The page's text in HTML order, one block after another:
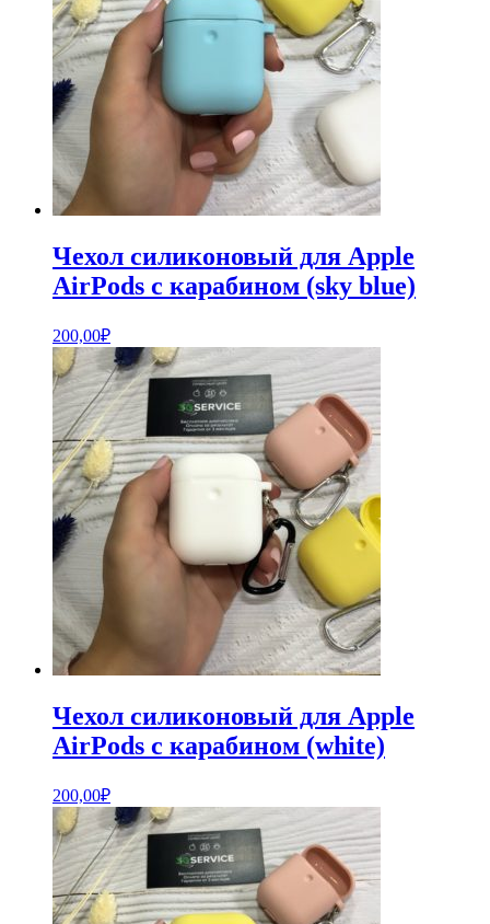
Чехол силиконовый для Apple
AirPods с карабином (sky blue)
200,00₽
Чехол силиконовый для Apple
AirPods с карабином (white)
200,00₽